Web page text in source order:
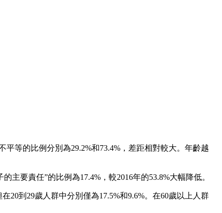
等的比例分別為29.2%和73.4%，差距相對較大。年齡越
主要責任”的比例為17.4%，較2016年的53.8%大幅降低。
20到29歲人群中分別僅為17.5%和9.6%。在60歲以上人群